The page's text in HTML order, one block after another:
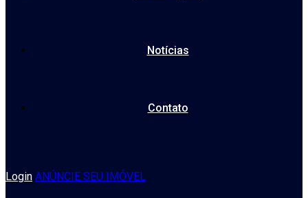
Notícias
Contato
Login ANÚNCIE SEU IMÓVEL